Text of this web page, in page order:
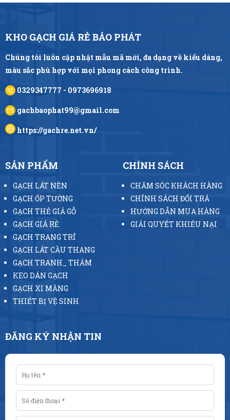
KHO GẠCH GIÁ RẺ BẢO PHÁT
Chúng tôi luôn cập nhật mẫu mã mới, đa dạng về kiểu dáng,
màu sắc phù hợp với mọi phong cách công trình.
0329347777 - 0973696918
gachbaophat99@gmail.com
https://gachre.net.vn/
SẢN PHẨM
GẠCH LÁT NỀN
GẠCH ỐP TƯỜNG
GẠCH THẺ GIẢ GỖ
GẠCH GIÁ RẺ
GẠCH TRANG TRÍ
GẠCH LÁT CẦU THANG
GẠCH TRANH_ THẢM
KEO DÁN GẠCH
GẠCH XI MĂNG
THIẾT BỊ VỆ SINH
CHÍNH SÁCH
CHĂM SÓC KHÁCH HÀNG
CHÍNH SÁCH ĐỔI TRẢ
HƯỚNG DẪN MUA HÀNG
GIẢI QUYẾT KHIẾU NẠI
ĐĂNG KÝ NHẬN TIN